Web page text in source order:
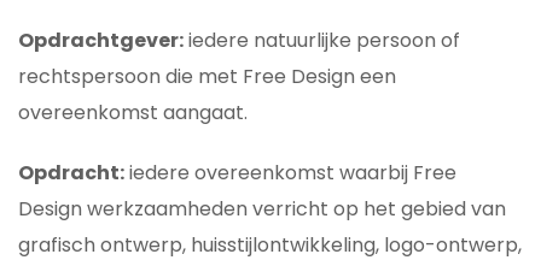
Opdrachtgever:iedere natuurlijke persoon of
rechtspersoon die met Free Design een
overeenkomst aangaat.
Opdracht:iedere overeenkomst waarbij Free
Design werkzaamheden verricht op het gebied van
grafisch ontwerp, huisstijlontwikkeling, logo-ontwerp,